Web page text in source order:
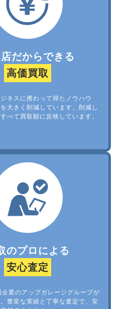
だからできる
高価買取
ネスに携わって得たノウハウ
大きく削減しています。削減し
べて買取額に反映しています。
のプロによる
安心査定
業のアップガレージグループが
豊富な実績と丁寧な査定で、安